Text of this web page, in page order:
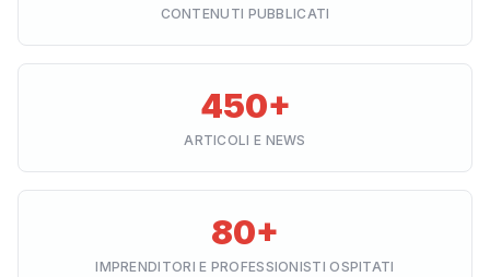
CONTENUTI PUBBLICATI
450+
ARTICOLI E NEWS
80+
IMPRENDITORI E PROFESSIONISTI OSPITATI